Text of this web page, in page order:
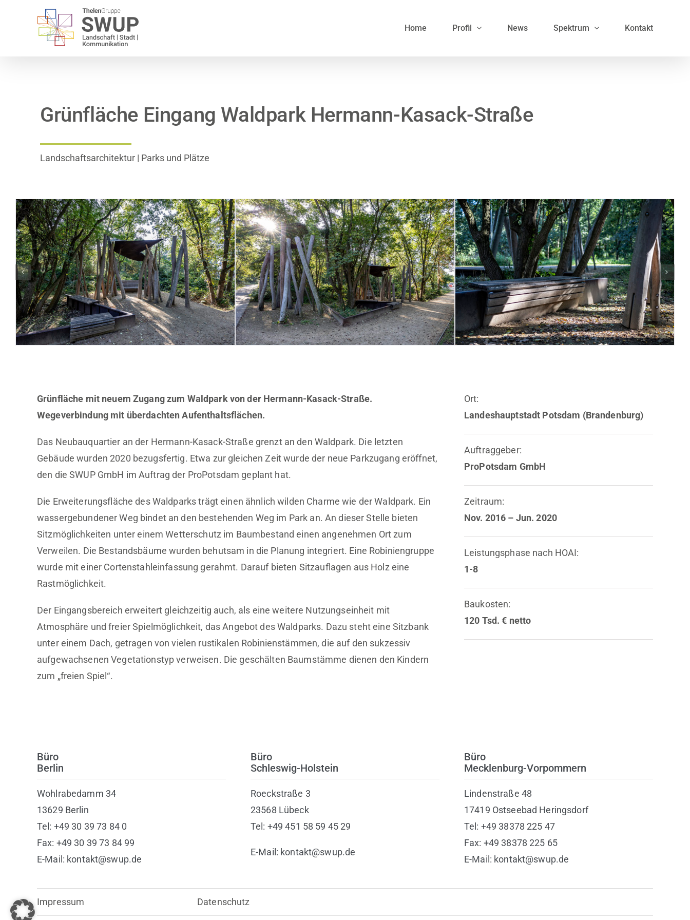
Home Profil News Spektrum Kontakt
Grünfläche Eingang Waldpark Hermann-Kasack-Straße
Landschaftsarchitektur | Parks und Plätze
Grünfläche mit neuem Zugang zum Waldpark von der Hermann-Kasack-Straße.
Wegeverbindung mit überdachten Aufenthaltsflächen.
Das Neubauquartier an der Hermann-Kasack-Straße grenzt an den Waldpark. Die letzten
Gebäude wurden 2020 bezugsfertig. Etwa zur gleichen Zeit wurde der neue Parkzugang eröffnet,
den die SWUP GmbH im Auftrag der ProPotsdam geplant hat.
Die Erweiterungsfläche des Waldparks trägt einen ähnlich wilden Charme wie der Waldpark. Ein
wassergebundener Weg bindet an den bestehenden Weg im Park an. An dieser Stelle bieten
Sitzmöglichkeiten unter einem Wetterschutz im Baumbestand einen angenehmen Ort zum
Verweilen. Die Bestandsbäume wurden behutsam in die Planung integriert. Eine Robiniengruppe
wurde mit einer Cortenstahleinfassung gerahmt. Darauf bieten Sitzauflagen aus Holz eine
Rastmöglichkeit.
Der Eingangsbereich erweitert gleichzeitig auch, als eine weitere Nutzungseinheit mit
Atmosphäre und freier Spielmöglichkeit, das Angebot des Waldparks. Dazu steht eine Sitzbank
unter einem Dach, getragen von vielen rustikalen Robinienstämmen, die auf den sukzessiv
aufgewachsenen Vegetationstyp verweisen. Die geschälten Baumstämme dienen den Kindern
zum „freien Spiel“.
Ort:
Landeshauptstadt Potsdam (Brandenburg)
Auftraggeber:
ProPotsdam GmbH
Zeitraum:
Nov. 2016 – Jun. 2020
Leistungsphase nach HOAI:
1-8
Baukosten:
120 Tsd. € netto
Büro
Berlin
Wohlrabedamm 34
13629 Berlin
Tel: +49 30 39 73 84 0
Fax: +49 30 39 73 84 99
E-Mail: kontakt@swup.de
Büro
Schleswig-Holstein
Roeckstraße 3
23568 Lübeck
Tel: +49 451 58 59 45 29
E-Mail: kontakt@swup.de
Büro
Mecklenburg-Vorpommern
Lindenstraße 48
17419 Ostseebad Heringsdorf
Tel: +49 38378 225 47
Fax: +49 38378 225 65
E-Mail: kontakt@swup.de
Impressum Datenschutz